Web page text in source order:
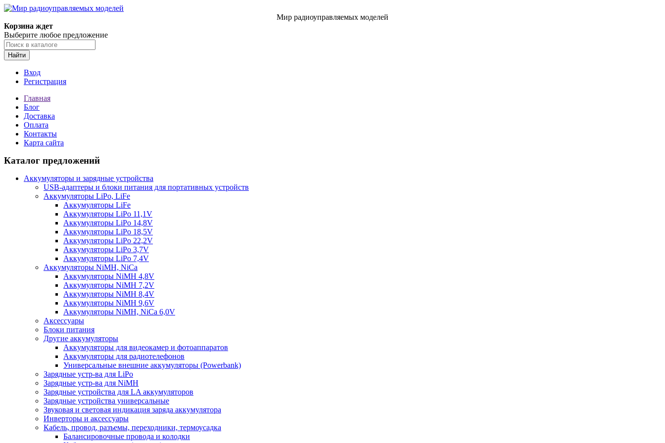
Мир радиоуправляемых моделей
Корзина ждет
Выберите любое предложение
Найти
Вход
Регистрация
Главная
Блог
Доставка
Оплата
Контакты
Карта сайта
Каталог предложений
Аккумуляторы и зарядные устройства
USB-адаптеры и блоки питания для портативных устройств
Аккумуляторы LiPo, LiFe
Аккумуляторы LiFe
Аккумуляторы LiPo 11,1V
Аккумуляторы LiPo 14,8V
Аккумуляторы LiPo 18,5V
Аккумуляторы LiPo 22,2V
Аккумуляторы LiPo 3,7V
Аккумуляторы LiPo 7,4V
Аккумуляторы NiMH, NiCa
Аккумуляторы NiMH 4,8V
Аккумуляторы NiMH 7,2V
Аккумуляторы NiMH 8,4V
Аккумуляторы NiMH 9,6V
Аккумуляторы NiMH, NiCa 6,0V
Аксессуары
Блоки питания
Другие аккумуляторы
Аккумуляторы для видеокамер и фотоаппаратов
Аккумуляторы для радиотелефонов
Универсальные внешние аккумуляторы (Powerbank)
Зарядные устр-ва для LiPo
Зарядные устр-ва для NiMH
Зарядные устройства для LA аккумуляторов
Зарядные устройства универсальные
Звуковая и световая индикация заряда аккумулятора
Инверторы и аксессуары
Кабель, провод, разъемы, переходники, термоусадка
Балансировочные провода и колодки